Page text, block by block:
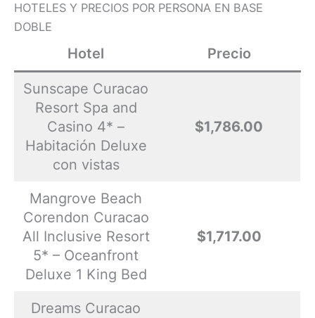
HOTELES Y PRECIOS POR PERSONA EN BASE
DOBLE
Hotel Precio
Sunscape Curacao
Resort Spa and
Casino 4* –
Habitación Deluxe
con vistas
$1,786.00
Mangrove Beach
Corendon Curacao
All Inclusive Resort
5* – Oceanfront
Deluxe 1 King Bed
$1,717.00
Dreams Curacao